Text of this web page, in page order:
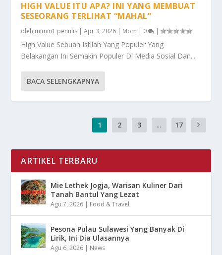
HIGH VALUE ITU APA? INI YANG MEMBUAT
SESEORANG TERLIHAT “MAHAL”
oleh mimin1 penulis |Apr 3, 2026 | Mom | 0 |
High Value Sebuah Istilah Yang Populer Yang
Belakangan Ini Semakin Populer Di Media Sosial Dan...
BACA SELENGKAPNYA
1 2 3 ... 17
ARTIKEL TERBARU
Mie Lethek Jogja, Warisan Kuliner Dari
Tanah Bantul Yang Lezat
Agu 7, 2026 | Food & Travel
Pesona Pulau Sulawesi Yang Banyak Di
Lirik, Ini Dia Ulasannya
Agu 6, 2026 | News